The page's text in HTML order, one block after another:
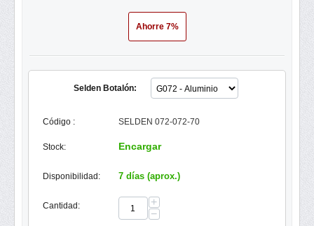
Ahorre 7%
Selden Botalón:
Código : SELDEN 072-072-70
Stock: Encargar
Disponibilidad: 7 días (aprox.)
Cantidad:
+
−